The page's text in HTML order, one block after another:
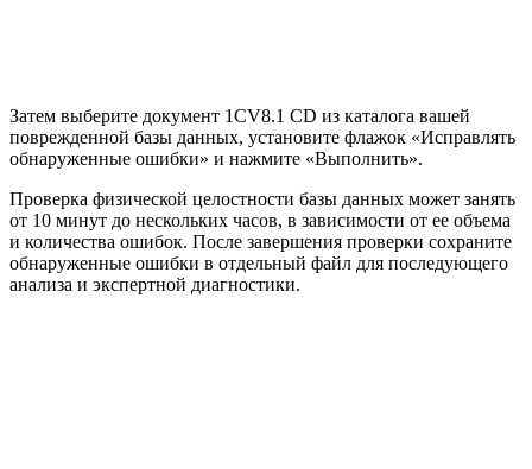
Затем выберите документ 1CV8.1 CD из каталога вашей
поврежденной базы данных, установите флажок «Исправлять
обнаруженные ошибки» и нажмите «Выполнить».
Проверка физической целостности базы данных может занять
от 10 минут до нескольких часов, в зависимости от ее объема
и количества ошибок. После завершения проверки сохраните
обнаруженные ошибки в отдельный файл для последующего
анализа и экспертной диагностики.